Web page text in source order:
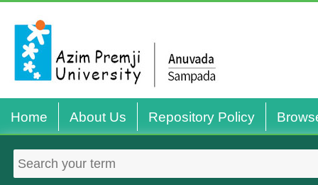
Home About Us Repository Policy